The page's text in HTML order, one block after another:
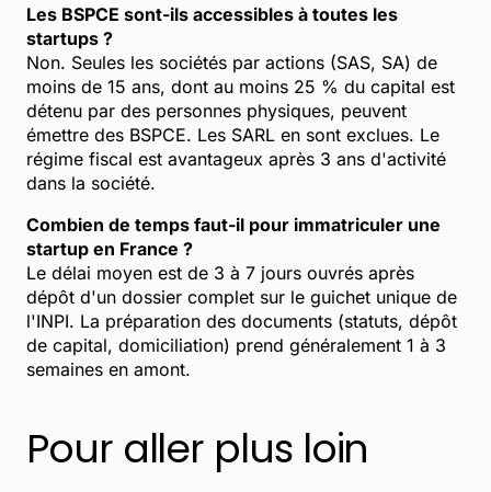
Les BSPCE sont-ils accessibles à toutes les
startups ?
Non. Seules les sociétés par actions (SAS, SA) de
moins de 15 ans, dont au moins 25 % du capital est
détenu par des personnes physiques, peuvent
émettre des BSPCE. Les SARL en sont exclues. Le
régime fiscal est avantageux après 3 ans d'activité
dans la société.
Combien de temps faut-il pour immatriculer une
startup en France ?
Le délai moyen est de 3 à 7 jours ouvrés après
dépôt d'un dossier complet sur le guichet unique de
l'INPI. La préparation des documents (statuts, dépôt
de capital, domiciliation) prend généralement 1 à 3
semaines en amont.
Pour aller plus loin